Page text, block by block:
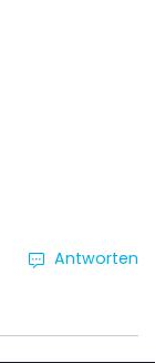
Antworten